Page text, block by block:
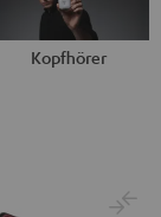
Kopfhörer